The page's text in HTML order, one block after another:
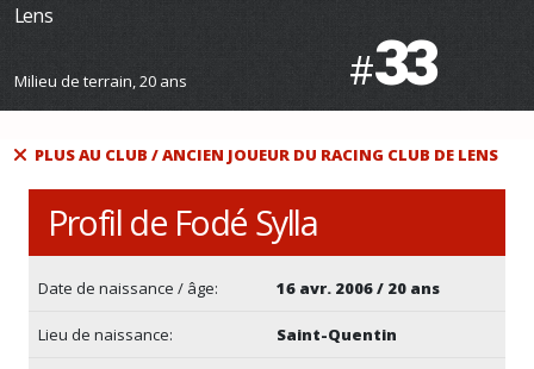
Lens
Milieu de terrain, 20 ans #33
PLUS AU CLUB / ANCIEN JOUEUR DU RACING CLUB DE LENS
Profil de Fodé Sylla
Date de naissance / âge: 16 avr. 2006 / 20 ans
Lieu de naissance: Saint-Quentin